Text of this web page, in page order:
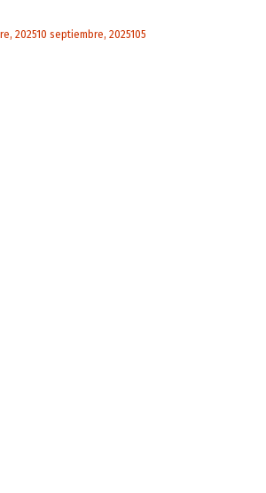
202510 septiembre, 2025105